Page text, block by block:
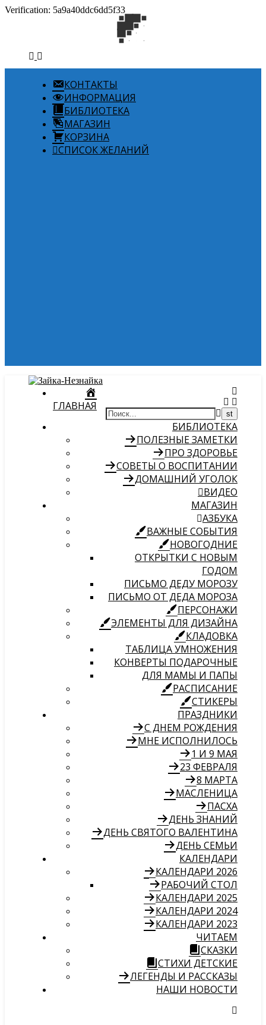
Verification: 5a9a40ddc6dd5f33
КОНТАКТЫ
ИНФОРМАЦИЯ
БИБЛИОТЕКА
МАГАЗИН
КОРЗИНА
СПИСОК ЖЕЛАНИЙ
ГЛАВНАЯ
БИБЛИОТЕКА
ПОЛЕЗНЫЕ ЗАМЕТКИ
ПРО ЗДОРОВЬЕ
СОВЕТЫ О ВОСПИТАНИИ
ДОМАШНИЙ УГОЛОК
ВИДЕО
МАГАЗИН
АЗБУКА
ВАЖНЫЕ СОБЫТИЯ
НОВОГОДНИЕ
ОТКРЫТКИ С НОВЫМ
ГОДОМ
ПИСЬМО ДЕДУ МОРОЗУ
ПИСЬМО ОТ ДЕДА МОРОЗА
ПЕРСОНАЖИ
ЭЛЕМЕНТЫ ДЛЯ ДИЗАЙНА
КЛАДОВКА
ТАБЛИЦА УМНОЖЕНИЯ
КОНВЕРТЫ ПОДАРОЧНЫЕ
ДЛЯ МАМЫ И ПАПЫ
РАСПИСАНИЕ
СТИКЕРЫ
ПРАЗДНИКИ
С ДНЕМ РОЖДЕНИЯ
МНЕ ИСПОЛНИЛОСЬ
1 И 9 МАЯ
23 ФЕВРАЛЯ
8 МАРТА
МАСЛЕНИЦА
ПАСХА
ДЕНЬ ЗНАНИЙ
ДЕНЬ СВЯТОГО ВАЛЕНТИНА
ДЕНЬ СЕМЬИ
КАЛЕНДАРИ
КАЛЕНДАРИ 2026
РАБОЧИЙ СТОЛ
КАЛЕНДАРИ 2025
КАЛЕНДАРИ 2024
КАЛЕНДАРИ 2023
ЧИТАЕМ
СКАЗКИ
СТИХИ ДЕТСКИЕ
ЛЕГЕНДЫ И РАССКАЗЫ
НАШИ НОВОСТИ